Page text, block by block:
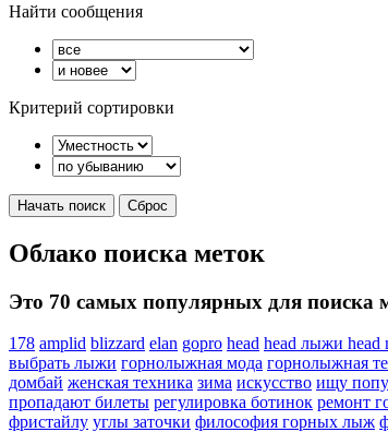
Найти сообщения
Критерий сортировки
Облако поиска меток
Это 70 самых популярных для поиска
178 amplid blizzard elan gopro head head лыжи head
выбрать лыжи горнолыжная мода горнолыжная
домбай женская техника зима искусство ищу
пропадают билеты регулировка ботинок ремонт
фристайлу углы заточки философия горных лыж